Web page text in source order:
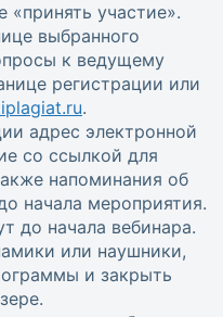
участие».
выбранного
к ведущему
регистрации или
.
адрес электронной
со ссылкой для
напоминания об
начала мероприятия.
до начала вебинара.
или наушники,
и закрыть